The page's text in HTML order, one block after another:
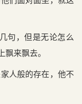
句，但是无论怎么
来飘去。
人般的存在，他不